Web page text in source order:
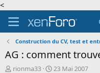
<
Construction du CV, test et
AG : comment
A
rionma33
D
23 Mai 2007